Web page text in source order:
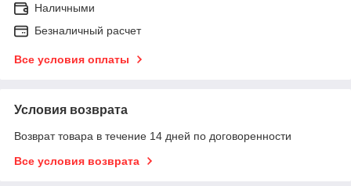
Наличными
Безналичный расчет
Все условия оплаты
Условия возврата
Возврат товара в течение 14 дней по договоренности
Все условия возврата